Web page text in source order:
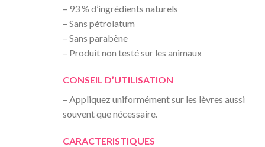
– 93 % d’ingrédients naturels
– Sans pétrolatum
– Sans parabène
– Produit non testé sur les animaux
CONSEIL D’UTILISATION
– Appliquez uniformément sur les lèvres aussi
souvent que nécessaire.
CARACTERISTIQUES